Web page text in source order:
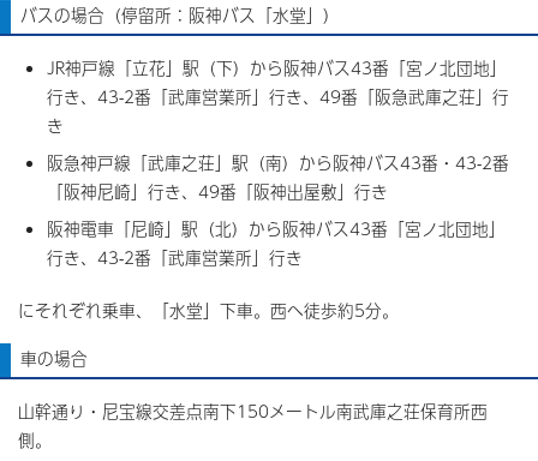
バスの場合（停留所：阪神バス「水堂」）
JR神戸線「立花」駅（下）から阪神バス43番「宮ノ北団地」
行き、43-2番「武庫営業所」行き、49番「阪急武庫之荘」行
き
阪急神戸線「武庫之荘」駅（南）から阪神バス43番・43-2番
「阪神尼崎」行き、49番「阪神出屋敷」行き
阪神電車「尼崎」駅（北）から阪神バス43番「宮ノ北団地」
行き、43-2番「武庫営業所」行き
にそれぞれ乗車、「水堂」下車。西へ徒歩約5分。
車の場合
山幹通り・尼宝線交差点南下150メートル南武庫之荘保育所西
側。